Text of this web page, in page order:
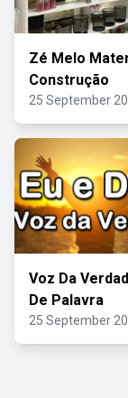
Zé Melo
Construção
25 September
Voz Da
De Palavra
25 September